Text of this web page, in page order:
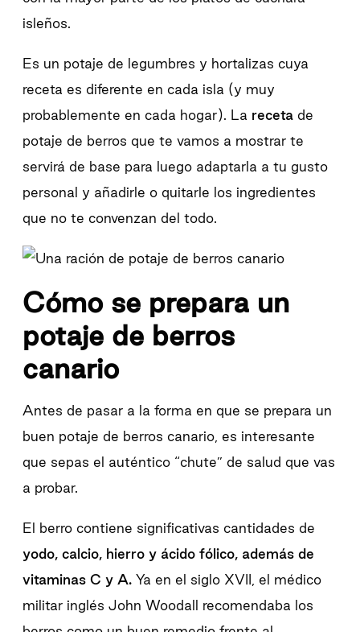
isleños.
Es un potaje de legumbres y hortalizas cuya
receta es diferente en cada isla (y muy
probablemente en cada hogar). La receta de
potaje de berros que te vamos a mostrar te
servirá de base para luego adaptarla a tu gusto
personal y añadirle o quitarle los ingredientes
que no te convenzan del todo.
Cómo se prepara un
potaje de berros
canario
Antes de pasar a la forma en que se prepara un
buen potaje de berros canario, es interesante
que sepas el auténtico “chute” de salud que vas
a probar.
El berro contiene significativas cantidades de
yodo, calcio, hierro y ácido fólico, además de
vitaminas C y A. Ya en el siglo XVII, el médico
militar inglés John Woodall recomendaba los